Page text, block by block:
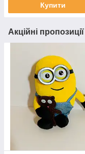
Купити
Акційні